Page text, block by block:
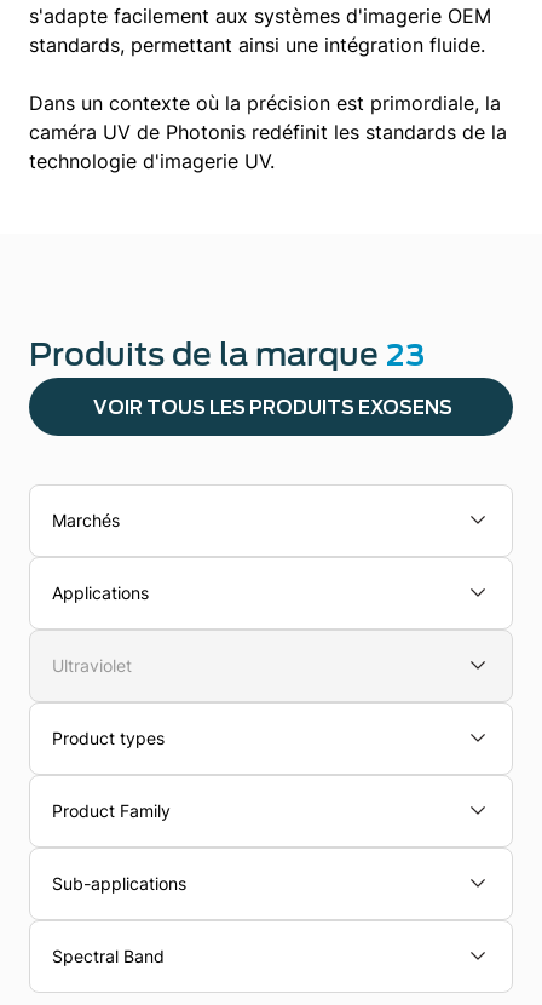
s'adapte facilement aux systèmes d'imagerie OEM
standards, permettant ainsi une intégration fluide.
Dans un contexte où la précision est primordiale, la
caméra UV de Photonis redéfinit les standards de la
technologie d'imagerie UV.
Produits de la marque 23
VOIR TOUS LES PRODUITS EXOSENS
Marchés
Applications
Ultraviolet
Product types
Product Family
Sub-applications
Spectral Band